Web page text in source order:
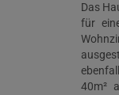
Das
für
40m²